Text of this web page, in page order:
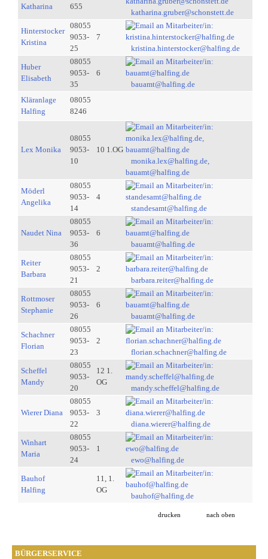
BÜRGERSERVICE
Katharina
655
katharina.gruber@schonstett.de
Hinterstocker
Kristina
08055
9053-
25
7
kristina.hinterstocker@halfing.de
Huber
Elisabeth
08055
9053-
35
6
bauamt@halfing.de
Kläranlage
Halfing
08055
8246
Lex Monika
08055
9053-
10
10 1.OG
monika.lex@halfing.de,
bauamt@halfing.de
Möderl
Angelika
08055
9053-
14
4
standesamt@halfing.de
Naudet Nina
08055
9053-
36
6
bauamt@halfing.de
Reiter
Barbara
08055
9053-
21
2
barbara.reiter@halfing.de
Rottmoser
Stephanie
08055
9053-
26
6
bauamt@halfing.de
Schachner
Florian
08055
9053-
23
2
florian.schachner@halfing.de
Scheffel
Mandy
08055
9053-
20
12 1.
OG
mandy.scheffel@halfing.de
Wierer Diana
08055
9053-
22
3
diana.wierer@halfing.de
Winhart
Maria
08055
9053-
24
1
ewo@halfing.de
Bauhof
Halfing
11, 1.
OG
bauhof@halfing.de
drucken nach oben